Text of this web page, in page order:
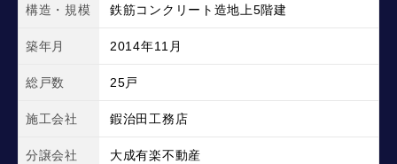
構造・規模 鉄筋コンクリート造地上5階建
築年月 2014年11月
総戸数 25戸
施工会社 鍜治田工務店
分譲会社 大成有楽不動産